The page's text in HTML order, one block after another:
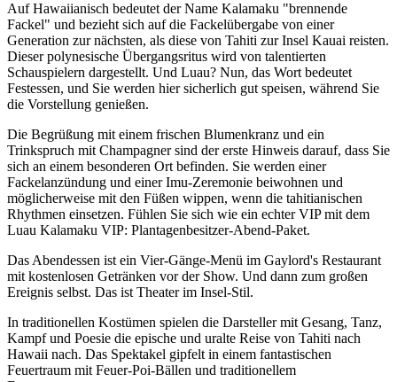
Auf Hawaiianisch bedeutet der Name Kalamaku "brennende
Fackel" und bezieht sich auf die Fackelübergabe von einer
Generation zur nächsten, als diese von Tahiti zur Insel Kauai reisten.
Dieser polynesische Übergangsritus wird von talentierten
Schauspielern dargestellt. Und Luau? Nun, das Wort bedeutet
Festessen, und Sie werden hier sicherlich gut speisen, während Sie
die Vorstellung genießen.
Die Begrüßung mit einem frischen Blumenkranz und ein
Trinkspruch mit Champagner sind der erste Hinweis darauf, dass Sie
sich an einem besonderen Ort befinden. Sie werden einer
Fackelanzündung und einer Imu-Zeremonie beiwohnen und
möglicherweise mit den Füßen wippen, wenn die tahitianischen
Rhythmen einsetzen. Fühlen Sie sich wie ein echter VIP mit dem
Luau Kalamaku VIP: Plantagenbesitzer-Abend-Paket.
Das Abendessen ist ein Vier-Gänge-Menü im Gaylord's Restaurant
mit kostenlosen Getränken vor der Show. Und dann zum großen
Ereignis selbst. Das ist Theater im Insel-Stil.
In traditionellen Kostümen spielen die Darsteller mit Gesang, Tanz,
Kampf und Poesie die epische und uralte Reise von Tahiti nach
Hawaii nach. Das Spektakel gipfelt in einem fantastischen
Feuertraum mit Feuer-Poi-Bällen und traditionellem